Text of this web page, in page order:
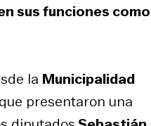
sus funciones como
la Municipalidad
presentaron una